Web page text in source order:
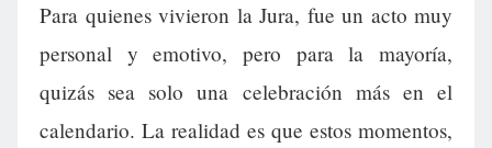
Para quienes vivieron la Jura, fue un acto muy
personal y emotivo, pero para la mayoría,
quizás sea solo una celebración más en el
calendario. La realidad es que estos momentos,